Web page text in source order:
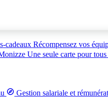
cadeaux Récompensez vos
Une seule carte pour
Gestion salariale et